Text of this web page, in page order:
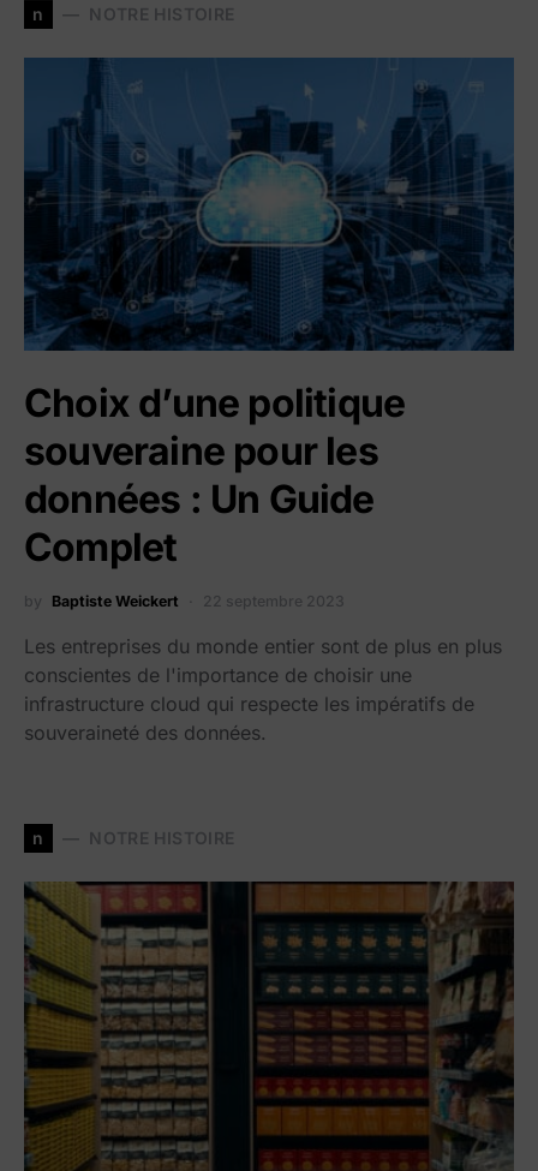
n NOTRE HISTOIRE
Choix d’une politique
souveraine pour les
données : Un Guide
Complet
by Baptiste Weickert 22 septembre 2023
Les entreprises du monde entier sont de plus en plus
conscientes de l'importance de choisir une
infrastructure cloud qui respecte les impératifs de
souveraineté des données.
n NOTRE HISTOIRE